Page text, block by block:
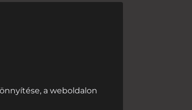
a weboldalon